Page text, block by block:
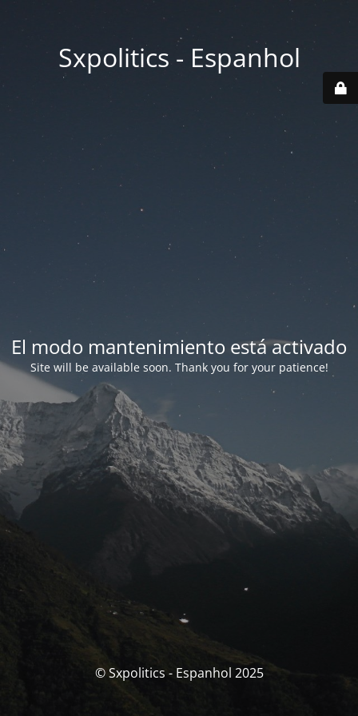
Sxpolitics - Espanhol
El modo mantenimiento está activado
Site will be available soon. Thank you for your patience!
© Sxpolitics - Espanhol 2025